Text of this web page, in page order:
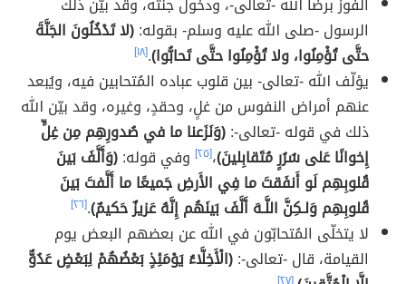
الرسول -صلى الله عليه وسلم- بقوله:(لا تَدْخُلُونَ الجَنَّةَ
حتَّى تُؤْمِنُوا، ولا تُؤْمِنُوا حتَّى تَحابُّوا).[١٨]
يؤلّف الله -تعالى- بين قلوب عباده المُتحابين فيه، ويُبعد
عنهم أمراض النفوس من غلٍ، وحقدٍ، وغيره، وقد بيّن الله
ذلك في قوله -تعالى-:(وَنَزَعنا ما في صُدورِهِم مِن غِلٍّ
إِخوانًا عَلى سُرُرٍ مُتَقابِلينَ)،[٢٥] وفي قوله:(وَأَلَّفَ بَينَ
قُلوبِهِم لَو أَنفَقتَ ما فِي الأَرضِ جَميعًا ما أَلَّفتَ بَينَ
قُلوبِهِم وَلـكِنَّ اللَّـهَ أَلَّفَ بَينَهُم إِنَّهُ عَزيزٌ حَكيمٌ).[٢٦]
لا يتخلّى المُتحابّون في الله عن بعضهم البعض يوم
القيامة، قال -تعالى-:(الْأَخِلَّاءُ يَوْمَئِذٍ بَعْضُهُمْ لِبَعْضٍ عَدُوٌّ